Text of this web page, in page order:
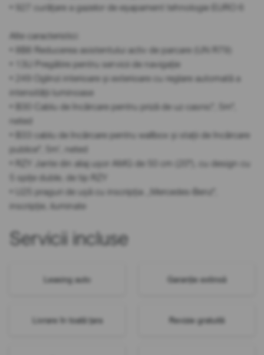
• 927 curățare a gazelor de eșapament tehnologie EURO 6
Alte caracteristici:
• 8B8 Reducerea asistentului activ de parcare (UN R79)
• 13U Pregătire pentru servicii de navigație
• 249 Oglinzi interioare și exterioare cu reglare automată a
intensității luminoase
• B30 Cablu de încărcare pentru priză de uz casnic", 5m",
neted
• B33 cablu de încărcare pentru wallbox și stații de încărcare
publice", 5m', neted
• RZY Jante din aliaj ușor AMG de 50 cm (20"), cu design cu
5 spițe duble, de tip RZY
• U25 praguri de ușă cu inscripția ,,Mercedes-Benz",
inscripție, iluminate
Servicii incluse
Leasing auto Garanție extinsă
Livrare în toată țara Revizie gratuită